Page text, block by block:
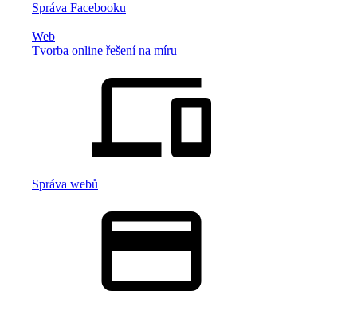
Správa Facebooku
Web
Tvorba online řešení na míru
Správa webů